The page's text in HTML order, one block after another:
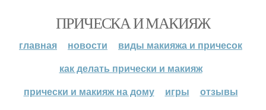
ПРИЧЕСКА И МАКИЯЖ
главная новости
виды макияжа и причесок
как делать прически и макияж
прически и макияж на дому
игры отзывы